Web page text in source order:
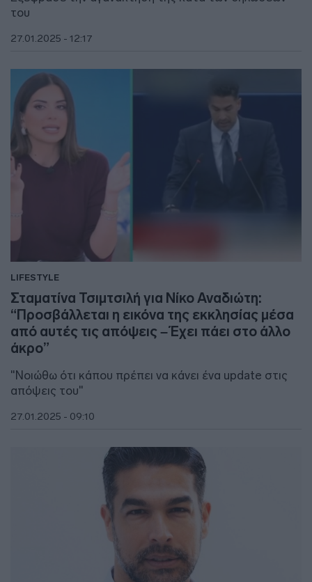
του
27.01.2025 - 12:17
LIFESTYLE
Σταματίνα Τσιμτσιλή για Νίκο Αναδιώτη:
“Προσβάλλεται η εικόνα της εκκλησίας μέσα
από αυτές τις απόψεις – Έχει πάει στο άλλο
άκρο”
"Νοιώθω ότι κάπου πρέπει να κάνει ένα update στις
απόψεις του"
27.01.2025 - 09:10